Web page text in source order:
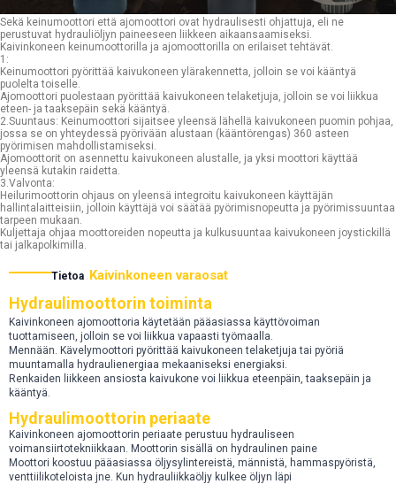
Sekä keinumoottori että ajomoottori ovat hydraulisesti ohjattuja, eli ne
perustuvat hydrauliöljyn paineeseen liikkeen aikaansaamiseksi.
Kaivinkoneen keinumoottorilla ja ajomoottorilla on erilaiset tehtävät.
1:
Keinumoottori pyörittää kaivukoneen ylärakennetta, jolloin se voi kääntyä
puolelta toiselle.
Ajomoottori puolestaan pyörittää kaivukoneen telaketjuja, jolloin se voi liikkua
eteen- ja taaksepäin sekä kääntyä.
2.Suuntaus: Keinumoottori sijaitsee yleensä lähellä kaivukoneen puomin pohjaa,
jossa se on yhteydessä pyörivään alustaan (kääntörengas) 360 asteen
pyörimisen mahdollistamiseksi.
Ajomoottorit on asennettu kaivukoneen alustalle, ja yksi moottori käyttää
yleensä kutakin raidetta.
3.Valvonta:
Heilurimoottorin ohjaus on yleensä integroitu kaivukoneen käyttäjän
hallintalaitteisiin, jolloin käyttäjä voi säätää pyörimisnopeutta ja pyörimissuuntaa
tarpeen mukaan.
Kuljettaja ohjaa moottoreiden nopeutta ja kulkusuuntaa kaivukoneen joystickillä
tai jalkapolkimilla.
Tietoa Kaivinkoneen varaosat
Hydraulimoottorin toiminta
Kaivinkoneen ajomoottoria käytetään pääasiassa käyttövoiman
tuottamiseen, jolloin se voi liikkua vapaasti työmaalla.
Mennään. Kävelymoottori pyörittää kaivukoneen telaketjuja tai pyöriä
muuntamalla hydraulienergiaa mekaaniseksi energiaksi.
Renkaiden liikkeen ansiosta kaivukone voi liikkua eteenpäin, taaksepäin ja
kääntyä.
Hydraulimoottorin periaate
Kaivinkoneen ajomoottorin periaate perustuu hydrauliseen
voimansiirtotekniikkaan. Moottorin sisällä on hydraulinen paine
Moottori koostuu pääasiassa öljysylintereistä, männistä, hammaspyöristä,
venttiilikoteloista jne. Kun hydrauliikkaöljy kulkee öljyn läpi